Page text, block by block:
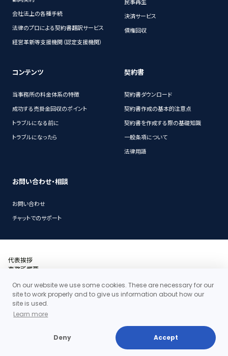
会社法上の各種手続
法律のプロによる契約書翻訳サービス
経営革新等支援機関（認定支援機関）
民事再生
決済サービス
債権回収
コンテンツ
当事務所の料金体系の特徴
成功する売掛金回収のポイント
トラブルになる前に
トラブルになったら
契約書
契約書ダウンロード
契約書作成の基本的注意点
契約書を作成する際の基礎知識
一般条項について
法律用語
お問い合わせ・相談
お問い合わせ
チャットでのサポート
代表挨拶
事務所概要
アクセス・地図
当事務所の料金体系の特徴
お問い合わせ
個人情報保護ポリシー
Copyright©2026 Clair Law Firm All rights reserved.
On our website we use some cookies. These are necessary for our
site to work properly and to give us information about how our
site is used.
Learn more
Deny Accept